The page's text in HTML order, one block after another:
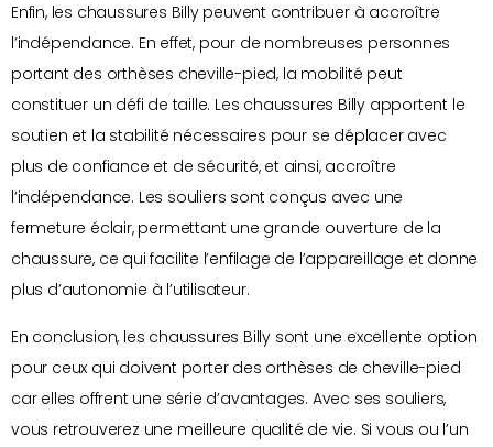
Enfin, les chaussures Billy peuvent contribuer à accroître
l’indépendance. En effet, pour de nombreuses personnes
portant des orthèses cheville-pied, la mobilité peut
constituer un défi de taille. Les chaussures Billy apportent le
soutien et la stabilité nécessaires pour se déplacer avec
plus de confiance et de sécurité, et ainsi, accroître
l’indépendance. Les souliers sont conçus avec une
fermeture éclair, permettant une grande ouverture de la
chaussure, ce qui facilite l’enfilage de l’appareillage et donne
plus d’autonomie à l’utilisateur.
En conclusion, les chaussures Billy sont une excellente option
pour ceux qui doivent porter des orthèses de cheville-pied
car elles offrent une série d’avantages. Avec ses souliers,
vous retrouverez une meilleure qualité de vie. Si vous ou l’un